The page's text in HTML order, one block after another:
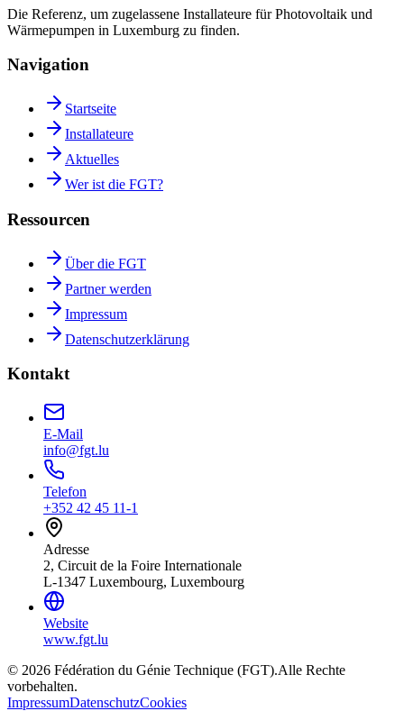
Die Referenz, um zugelassene Installateure für Photovoltaik und
Wärmepumpen in Luxemburg zu finden.
Navigation
Startseite
Installateure
Aktuelles
Wer ist die FGT?
Ressourcen
Über die FGT
Partner werden
Impressum
Datenschutzerklärung
Kontakt
E-Mail
info@fgt.lu
Telefon
+352 42 45 11-1
Adresse
2, Circuit de la Foire Internationale
L-1347 Luxembourg, Luxembourg
Website
www.fgt.lu
© 2026 Fédération du Génie Technique (FGT).Alle Rechte
vorbehalten.
ImpressumDatenschutzCookies